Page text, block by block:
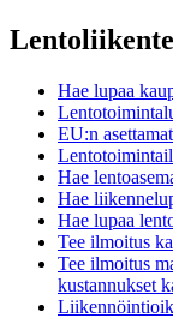
Hae lupaa
EU:n
Hae
Hae
Hae lupaa
Tee ilmoitus
Tee ilmoitus
kustannukset